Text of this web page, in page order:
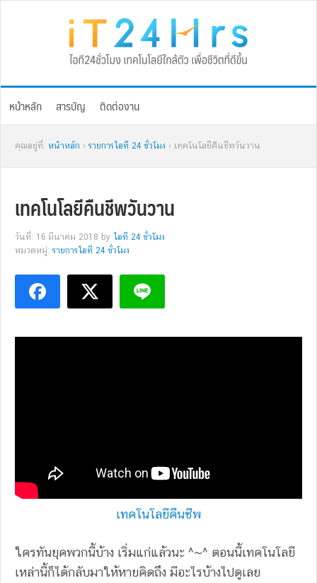
หน้าหลัก สารบัญ ติดต่องาน
คุณอยู่ที่: หน้าหลัก › รายการไอที 24 ชั่วโมง › เทคโนโลยีคืนชีพวันวาน
เทคโนโลยีคืนชีพวันวาน
วันที่: 16 มีนาคม 2018 by ไอที 24 ชั่วโมง
หมวดหมู่: รายการไอที 24 ชั่วโมง
เทคโนโลยีคืนชีพ
ใครทันยุคพวกนี้บ้าง เริ่มแก่แล้วนะ ^~^ ตอนนี้เทคโนโลยี
เหล่านี้ก็ได้กลับมาให้หายคิดถึง มีอะไรบ้างไปดูเลย